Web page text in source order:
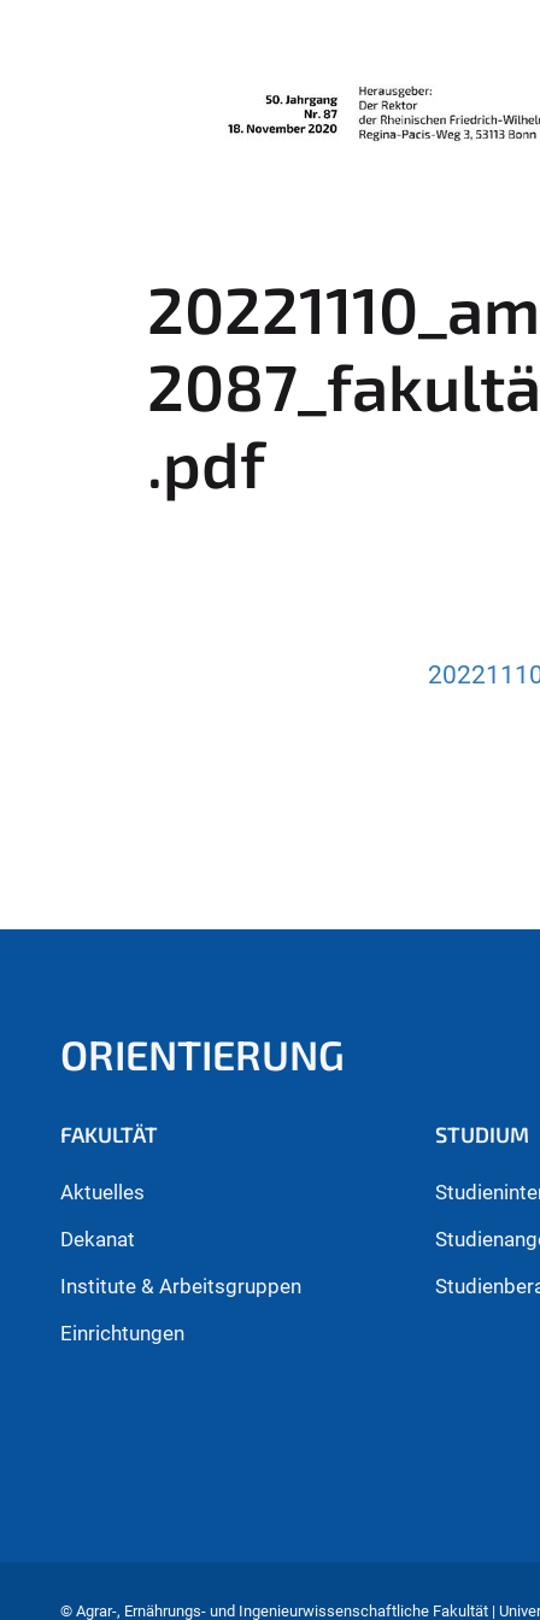
.pdf
ORIENTIERUNG
FAKULTÄT
Aktuelles
Dekanat
Institute & Arbeitsgruppen
Einrichtungen
STUDIUM
© Agrar-, Ernährungs- und Ingenieurwissenschaftliche Fakultät |